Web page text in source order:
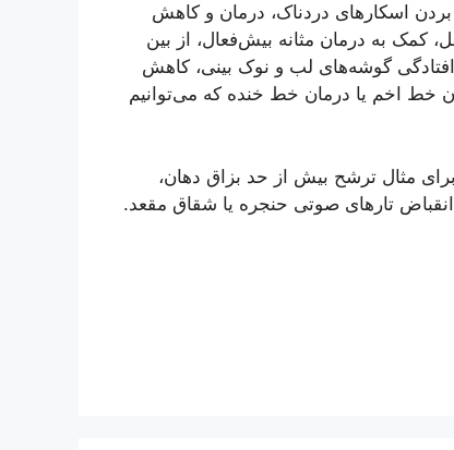
اسکارهای دردناک، درمان و کاهش
کمک به درمان مثانه بیش‌فعال، از بین
گوشه‌های لب و نوک بینی، کاهش
خط اخم یا درمان خط خنده که می‌توانیم
برای مثال ترشح بیش از حد بزاق دهان،
تارهای صوتی حنجره یا شقاق مقعد.